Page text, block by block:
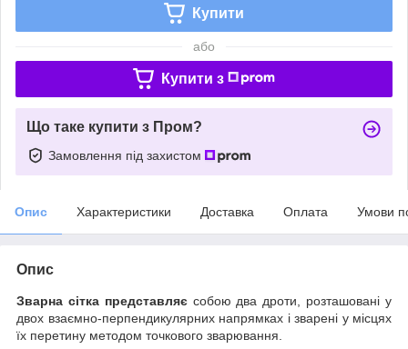
Купити
або
Купити з
Що таке купити з Пром?
Замовлення під захистом
Опис Характеристики Доставка Оплата Умови
Опис
Зварна сітка представляє собою два дроти, розташовані у
двох взаємно-перпендикулярних напрямках і зварені у місцях
їх перетину методом точкового зварювання.